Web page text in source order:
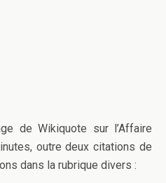
de Wikiquote sur l’Affaire
outre deux citations de
dans la rubrique divers :